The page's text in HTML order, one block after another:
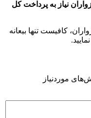
نیاز به پرداخت کل
کافیست تنها بیعانه
موردنیاز